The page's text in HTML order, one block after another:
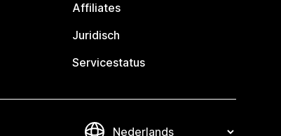
Affiliates
Juridisch
Servicestatus